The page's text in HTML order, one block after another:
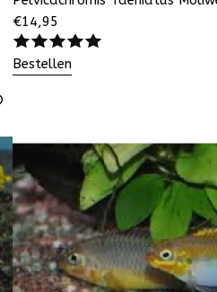
€14,95
Bestellen